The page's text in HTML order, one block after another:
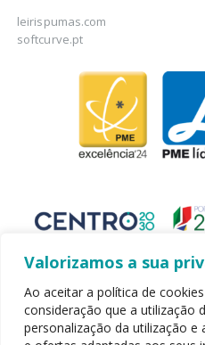
Valorizamos a sua
Ao aceitar a política de
consideração que a utilização
personalização da utilização e
leirispumas.com
softcurve.pt
Copyright 2020 - Leirispumas